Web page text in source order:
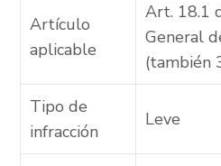
Artículo
aplicable
Art. 18.1
General
(también
Tipo de
infracción
Leve